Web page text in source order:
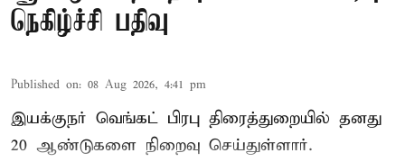
நெகிழ்ச்சி பதிவு
Published on: 08 Aug 2026, 4:41 pm
இயக்குநர் வெங்கட் பிரபு திரைத்துறையில் தனது
20 ஆண்டுகளை நிறைவு செய்துள்ளார்.